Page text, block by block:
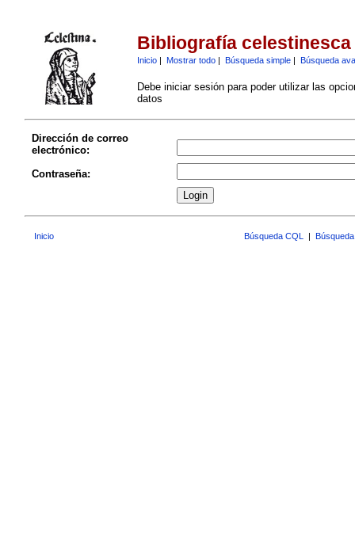
Bibliografía celestinesca
Inicio| Mostrar todo| Búsqueda simple| Búsqueda
Debe iniciar sesión para poder utilizar las
datos
Dirección de correo
electrónico:
Contraseña:
Inicio Búsqueda CQL |